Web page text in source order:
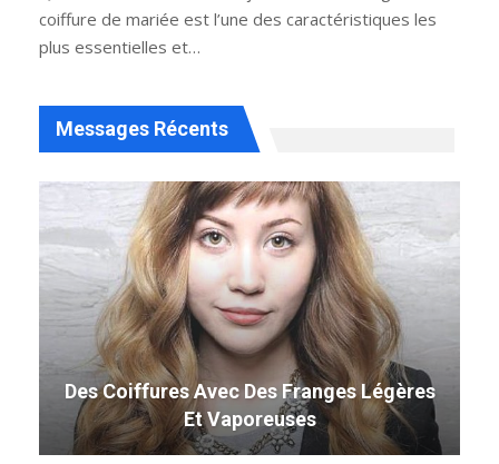
coiffure de mariée est l’une des caractéristiques les
plus essentielles et…
Messages Récents
Des Coiffures Avec Des Franges Légères
Et Vaporeuses